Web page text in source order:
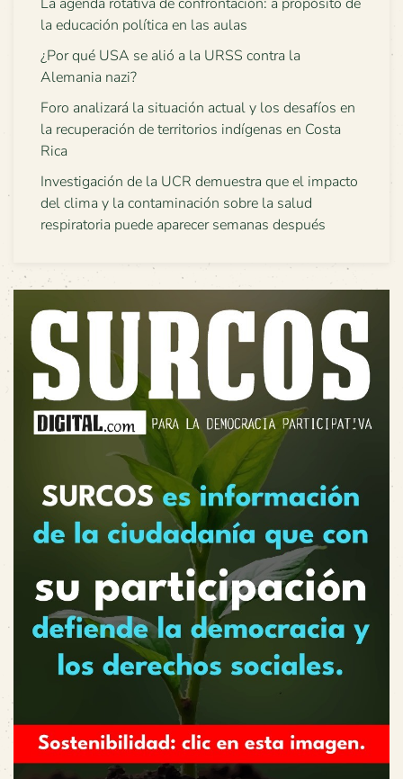
la educación política en las aulas
¿Por qué USA se alió a la URSS contra la
Alemania nazi?
Foro analizará la situación actual y los desafíos en
la recuperación de territorios indígenas en Costa
Rica
Investigación de la UCR demuestra que el impacto
del clima y la contaminación sobre la salud
respiratoria puede aparecer semanas después